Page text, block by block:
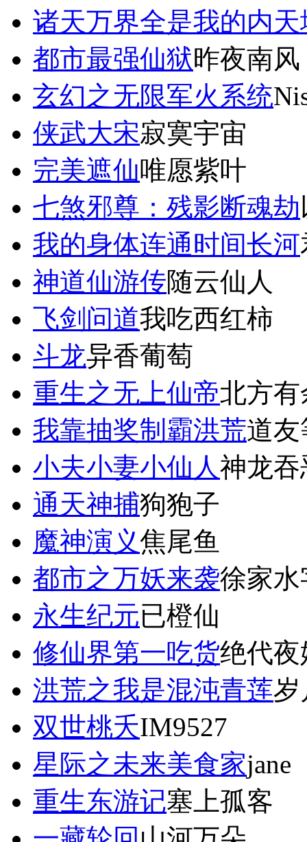
诸天万界全是我的内天
都市最强仙狱昨夜南风
玄幻之无限军火系统
侠武大宋寂寞宇宙
完美遮仙唯愿紫叶
七煞邪尊：残影断魂劫
我的身体连通时间长河
神道仙游传随云仙人
飞剑问道我吃西红柿
斗龙异香葡萄
重生之无上仙帝北方有
我靠抽奖制霸洪荒道
小夫小妻小仙人神龙吞
通天神捕狗狍子
魔神演义焦尾鱼
都市之万妖来袭徐家水
永生纪元已橙仙
修仙界第一吃货绝代夜
洪荒之我是混沌青莲岁
双世桃夭IM9527
星际之未来美食家jane
重生东游记塞上孤客